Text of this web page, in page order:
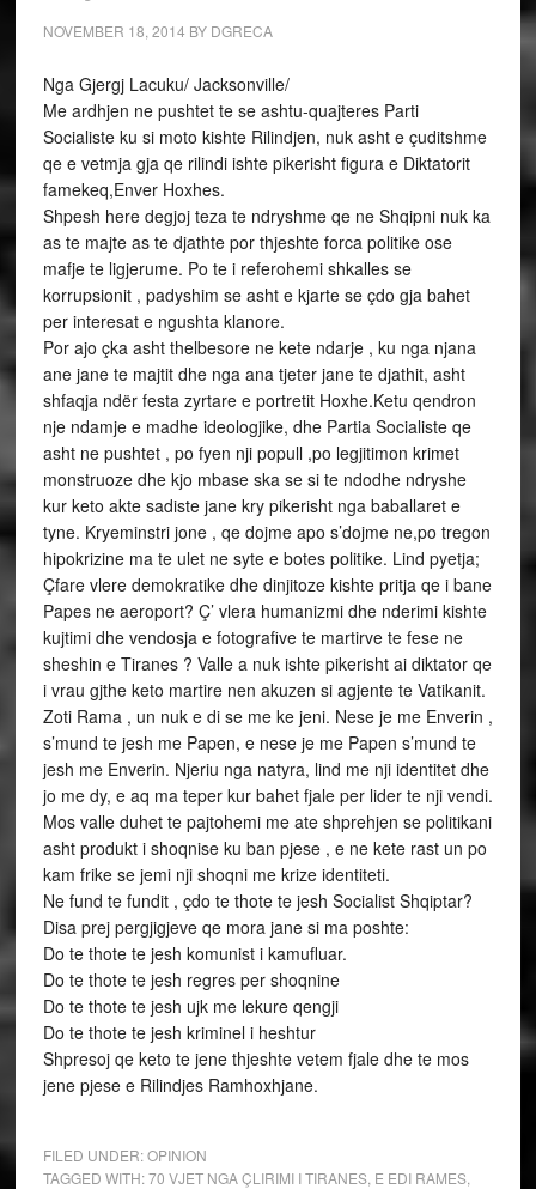
NOVEMBER 18, 2014 BY DGRECA
Nga Gjergj Lacuku/ Jacksonville/
Me ardhjen ne pushtet te se ashtu-quajteres Parti
Socialiste ku si moto kishte Rilindjen, nuk asht e çuditshme
qe e vetmja gja qe rilindi ishte pikerisht figura e Diktatorit
famekeq,Enver Hoxhes.
Shpesh here degjoj teza te ndryshme qe ne Shqipni nuk ka
as te majte as te djathte por thjeshte forca politike ose
mafje te ligjerume. Po te i referohemi shkalles se
korrupsionit , padyshim se asht e kjarte se çdo gja bahet
per interesat e ngushta klanore.
Por ajo çka asht thelbesore ne kete ndarje , ku nga njana
ane jane te majtit dhe nga ana tjeter jane te djathit, asht
shfaqja ndër festa zyrtare e portretit Hoxhe.Ketu qendron
nje ndamje e madhe ideologjike, dhe Partia Socialiste qe
asht ne pushtet , po fyen nji popull ,po legjitimon krimet
monstruoze dhe kjo mbase ska se si te ndodhe ndryshe
kur keto akte sadiste jane kry pikerisht nga baballaret e
tyne. Kryeminstri jone , qe dojme apo s’dojme ne,po tregon
hipokrizine ma te ulet ne syte e botes politike. Lind pyetja;
Çfare vlere demokratike dhe dinjitoze kishte pritja qe i bane
Papes ne aeroport? Ç’ vlera humanizmi dhe nderimi kishte
kujtimi dhe vendosja e fotografive te martirve te fese ne
sheshin e Tiranes ? Valle a nuk ishte pikerisht ai diktator qe
i vrau gjthe keto martire nen akuzen si agjente te Vatikanit.
Zoti Rama , un nuk e di se me ke jeni. Nese je me Enverin ,
s’mund te jesh me Papen, e nese je me Papen s’mund te
jesh me Enverin. Njeriu nga natyra, lind me nji identitet dhe
jo me dy, e aq ma teper kur bahet fjale per lider te nji vendi.
Mos valle duhet te pajtohemi me ate shprehjen se politikani
asht produkt i shoqnise ku ban pjese , e ne kete rast un po
kam frike se jemi nji shoqni me krize identiteti.
Ne fund te fundit , çdo te thote te jesh Socialist Shqiptar?
Disa prej pergjigjeve qe mora jane si ma poshte:
Do te thote te jesh komunist i kamufluar.
Do te thote te jesh regres per shoqnine
Do te thote te jesh ujk me lekure qengji
Do te thote te jesh kriminel i heshtur
Shpresoj qe keto te jene thjeshte vetem fjale dhe te mos
jene pjese e Rilindjes Ramhoxhjane.
FILED UNDER:OPINION
TAGGED WITH:70 VJET NGA ÇLIRIMI I TIRANES, E EDI RAMES,